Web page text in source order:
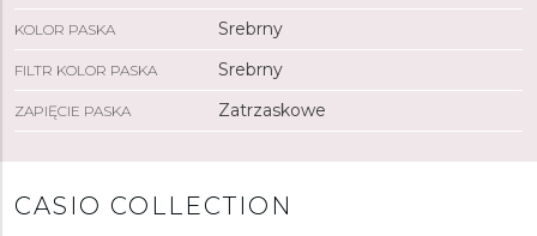
KOLOR PASKA Srebrny
FILTR KOLOR PASKA Srebrny
ZAPIĘCIE PASKA Zatrzaskowe
CASIO COLLECTION